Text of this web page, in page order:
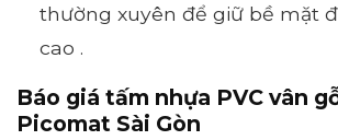
thường xuyên để giữ bề mặt
cao .
Báo giá tấm nhựa PVC vân
Picomat Sài Gòn